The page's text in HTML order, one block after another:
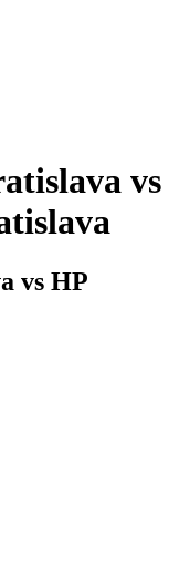
vs
vs HP